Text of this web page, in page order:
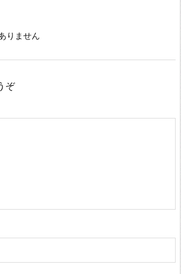
りません
ぞ